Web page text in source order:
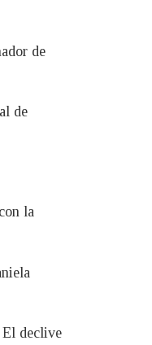
de
de
la
El declive